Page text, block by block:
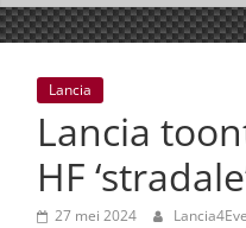
La
Gazetta
dell'Automobile
Italiana
Italiaans
autonieuws
Lancia
Lancia
HF
27 mei 2024